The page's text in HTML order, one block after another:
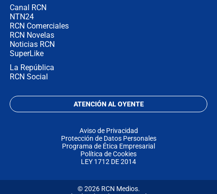
Canal RCN
NTN24
RCN Comerciales
RCN Novelas
Noticias RCN
SuperLike
La República
RCN Social
ATENCIÓN AL OYENTE
Aviso de Privacidad
Protección de Datos Personales
Programa de Ética Empresarial
Política de Cookies
LEY 1712 DE 2014
© 2026 RCN Medios.